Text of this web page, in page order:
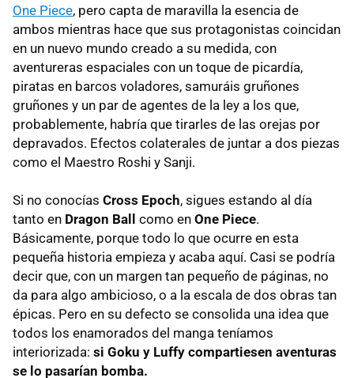
One Piece, pero capta de maravilla la esencia de
ambos mientras hace que sus protagonistas coincidan
en un nuevo mundo creado a su medida, con
aventureras espaciales con un toque de picardía,
piratas en barcos voladores, samuráis gruñones
gruñones y un par de agentes de la ley a los que,
probablemente, habría que tirarles de las orejas por
depravados. Efectos colaterales de juntar a dos piezas
como el Maestro Roshi y Sanji.
Si no conocías Cross Epoch, sigues estando al día
tanto en Dragon Ball como en One Piece.
Básicamente, porque todo lo que ocurre en esta
pequeña historia empieza y acaba aquí. Casi se podría
decir que, con un margen tan pequeño de páginas, no
da para algo ambicioso, o a la escala de dos obras tan
épicas. Pero en su defecto se consolida una idea que
todos los enamorados del manga teníamos
interiorizada: si Goku y Luffy compartiesen aventuras
se lo pasarían bomba.